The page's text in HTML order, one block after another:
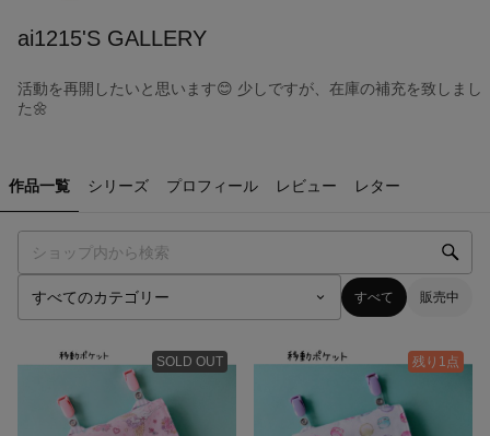
ai1215'S GALLERY
活動を再開したいと思います😊 少しですが、在庫の補充を致しまし
た🌼
作品一覧 シリーズ プロフィール レビュー レター
すべて 販売中
SOLD OUT 残り1点